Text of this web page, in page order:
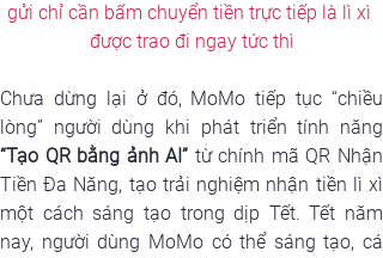
gửi chỉ cần bấm chuyển tiền trực tiếp là lì xì
được trao đi ngay tức thì
Chưa dừng lại ở đó, MoMo tiếp tục “chiều
“Tạo QR bằng ảnh AI” từ chính mã QR Nhận
Tiền Đa Năng, tạo trải nghiệm nhận tiền lì xì
một cách sáng tạo trong dịp Tết. Tết năm
nay, người dùng MoMo có thể sáng tạo, cá